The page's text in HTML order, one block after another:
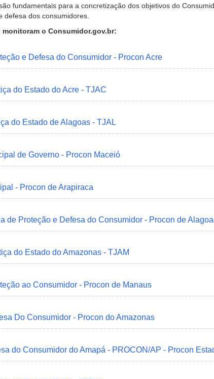
fundamentais para a concretização dos objetivos do
defesa dos consumidores.
o Consumidor.gov.br:
e Defesa do Consumidor - Procon Acre
do Estado do Acre - TJAC
do Estado de Alagoas - TJAL
de Governo - Procon Maceió
- Procon de Arapiraca
de Proteção e Defesa do Consumidor - Procon de
do Estado do Amazonas - TJAM
ao Consumidor - Procon de Manaus
Do Consumidor - Procon do Amazonas
do Consumidor do Amapá - PROCON/AP - Procon